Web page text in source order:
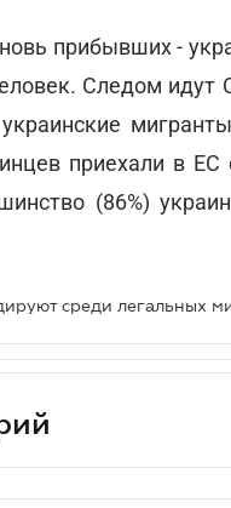
прибывших -
Следом идут
приехали в
(86%)
среди легальных